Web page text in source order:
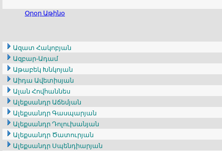
Օրօր Աթինօ
Ազատ Հակոբյան
Ազբար-Ադամ
Աթաբեկ Խնկոյան
Աիդա Ավետիսյան
Ալան Հովհաննես
Ալեքսանդր Աճեմյան
Ալեքսանդր Գասպարյան
Ալեքսանդր Դոլուխանյան
Ալեքսանդր Ծատուրյան
Ալեքսանդր Սպենդիարյան